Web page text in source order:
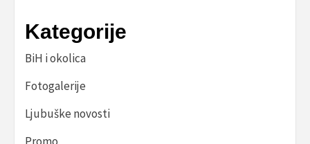
Kategorije
BiH i okolica
Fotogalerije
Ljubuške novosti